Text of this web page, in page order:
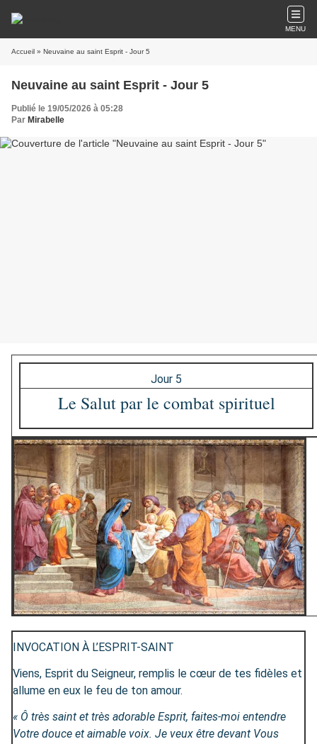
MENU
Accueil » Neuvaine au saint Esprit - Jour 5
Neuvaine au saint Esprit - Jour 5
Publié le 19/05/2026 à 05:28
Par Mirabelle
Jour 5
Le Salut par le combat spirituel
INVOCATION À L’ESPRIT-SAINT
Viens, Esprit du Seigneur, remplis le cœur de tes fidèles et
allume en eux le feu de ton amour.
« Ô très saint et très adorable Esprit, faites-moi entendre
Votre douce et aimable voix. Je veux être devant Vous